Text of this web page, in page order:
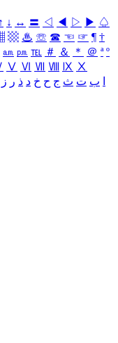
↑ ↓ ↔ 〓 ◁ ◀ ▷ ▶ ♤
▩ ♨ ☏ ☎ ☜ ☞ ¶ †
㏂ ㏘ ℡ ＃ ＆ ＊ ＠ ª º
Ⅴ Ⅵ Ⅶ Ⅷ Ⅸ Ⅹ
ب ت ث ج ح خ د ذ ر ز